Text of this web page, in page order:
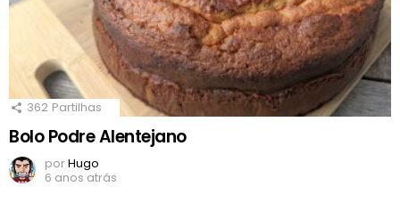
362 Partilhas
Bolo Podre Alentejano
porHugo
6 anos atrás